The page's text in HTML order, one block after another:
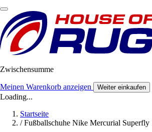
Zwischensumme
Meinen Warenkorb anzeigen Weiter einkaufen
Loading...
Startseite
/ Fußballschuhe Nike Mercurial Superfly